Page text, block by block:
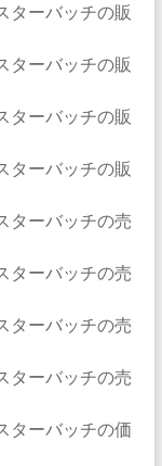
ターバッチの販
ターバッチの販
ターバッチの販
ターバッチの販
ターバッチの売
ターバッチの売
ターバッチの売
ターバッチの売
ターバッチの価